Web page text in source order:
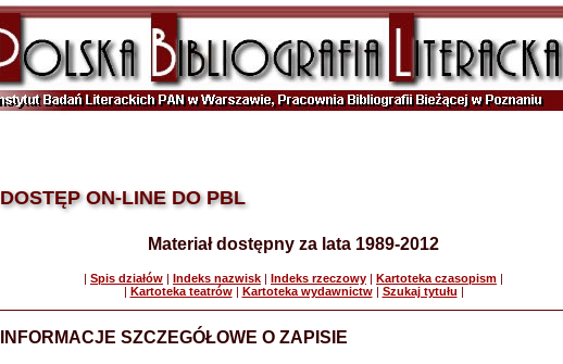
DOSTĘP ON-LINE DO PBL
Materiał dostępny za lata 1989-2012
| Spis działów | Indeks nazwisk | Indeks rzeczowy | Kartoteka czasopism |
| Kartoteka teatrów| Kartoteka wydawnictw| Szukaj tytułu |
INFORMACJE SZCZEGÓŁOWE O ZAPISIE